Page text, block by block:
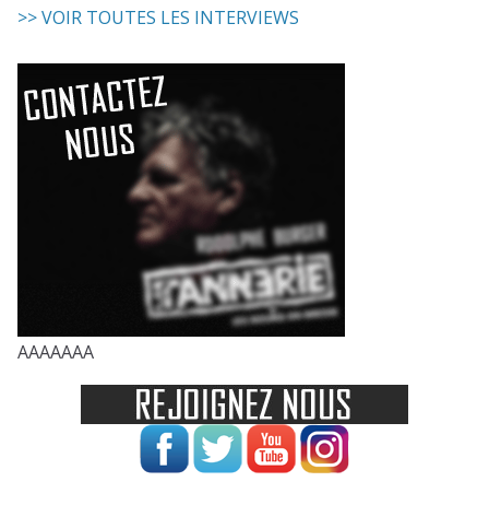
>> VOIR TOUTES LES INTERVIEWS
AAAAAAA